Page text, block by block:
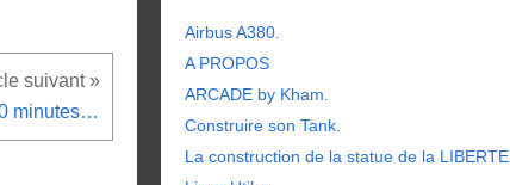
A TOULOUSE, 7€ les 10 minutes pour tuer des zombies.
Airbus A380.
A PROPOS
ARCADE by Kham.
Construire son Tank.
La construction de la statue de la LIBERTE.